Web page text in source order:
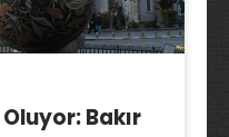
Bakır